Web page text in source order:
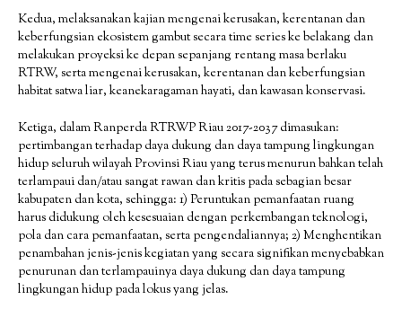
Kedua, melaksanakan kajian mengenai kerusakan, kerentanan dan
keberfungsian ekosistem gambut secara time series ke belakang dan
melakukan proyeksi ke depan sepanjang rentang masa berlaku
RTRW, serta mengenai kerusakan, kerentanan dan keberfungsian
habitat satwa liar, keanekaragaman hayati, dan kawasan konservasi.
Ketiga, dalam Ranperda RTRWP Riau 2017-2037 dimasukan:
pertimbangan terhadap daya dukung dan daya tampung lingkungan
hidup seluruh wilayah Provinsi Riau yang terus menurun bahkan telah
terlampaui dan/atau sangat rawan dan kritis pada sebagian besar
kabupaten dan kota, sehingga: 1) Peruntukan pemanfaatan ruang
harus didukung oleh kesesuaian dengan perkembangan teknologi,
pola dan cara pemanfaatan, serta pengendaliannya; 2) Menghentikan
penambahan jenis-jenis kegiatan yang secara signifikan menyebabkan
penurunan dan terlampauinya daya dukung dan daya tampung
lingkungan hidup pada lokus yang jelas.